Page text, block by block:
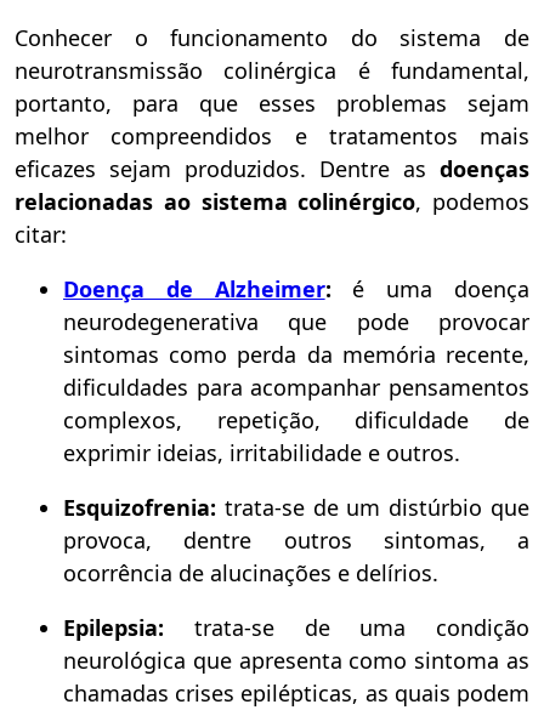
Conhecer o funcionamento do sistema de
neurotransmissão colinérgica é fundamental,
portanto, para que esses problemas sejam
melhor compreendidos e tratamentos mais
eficazes sejam produzidos. Dentre as doenças
relacionadas ao sistema colinérgico, podemos
citar:
Doença de Alzheimer: é uma doença
neurodegenerativa que pode provocar
sintomas como perda da memória recente,
dificuldades para acompanhar pensamentos
complexos, repetição, dificuldade de
exprimir ideias, irritabilidade e outros.
Esquizofrenia: trata-se de um distúrbio que
provoca, dentre outros sintomas, a
ocorrência de alucinações e delírios.
Epilepsia: trata-se de uma condição
neurológica que apresenta como sintoma as
chamadas crises epilépticas, as quais podem